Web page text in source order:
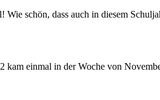
Wie schön, dass auch in diesem
kam einmal in der Woche von